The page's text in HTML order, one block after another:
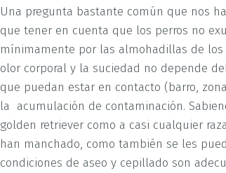
Una pregunta bastante común que nos
que tener en cuenta que los perros no
mínimamente por las almohadillas de
olor corporal y la suciedad no depende
que puedan estar en contacto (barro,
la acumulación de contaminación.
golden retriever como a casi cualquier
han manchado, como también se les
condiciones de aseo y cepillado son